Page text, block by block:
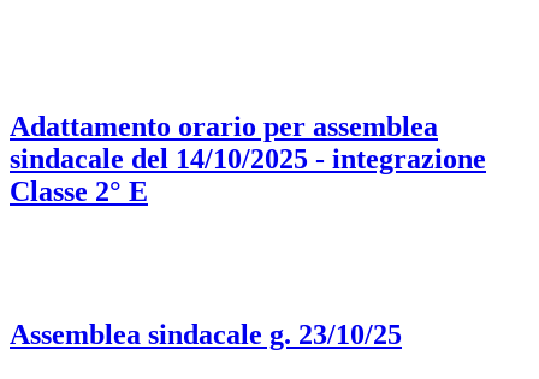
Adattamento orario per assemblea
sindacale del 14/10/2025 - integrazione
Classe 2° E
Assemblea sindacale g. 23/10/25